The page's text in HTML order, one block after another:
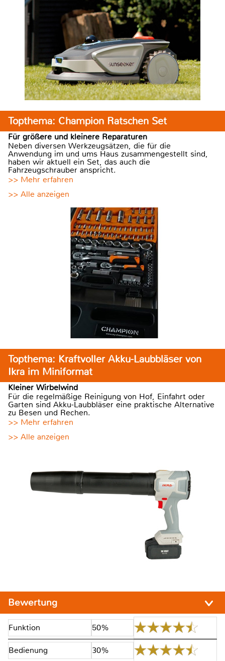
Topthema: Champion Ratschen Set
Für größere und kleinere Reparaturen
Neben diversen Werkzeugsätzen, die für die
Anwendung im und ums Haus zusammengestellt sind,
haben wir aktuell ein Set, das auch die
Fahrzeugschrauber anspricht.
>> Mehr erfahren
>> Alle anzeigen
Topthema: Kraftvoller Akku-Laubbläser von
Ikra im Miniformat
Kleiner Wirbelwind
Für die regelmäßige Reinigung von Hof, Einfahrt oder
Garten sind Akku-Laubbläser eine praktische Alternative
zu Besen und Rechen.
>> Mehr erfahren
>> Alle anzeigen
Bewertung
Funktion 50%
Bedienung 30%